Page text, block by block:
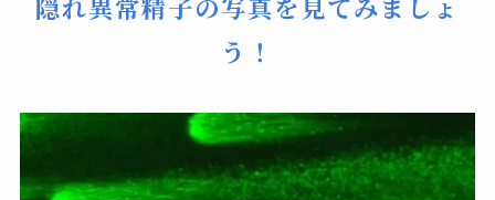
隠れ異常精子の写真を見てみましょ
う！